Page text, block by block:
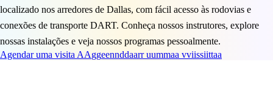
localizado nos arredores de Dallas, com fácil acesso às rodovias e
conexões de transporte DART. Conheça nossos instrutores, explore
nossas instalações e veja nossos programas pessoalmente.
Agendar uma visitaAAggeennddaarr uummaa vviissiittaa